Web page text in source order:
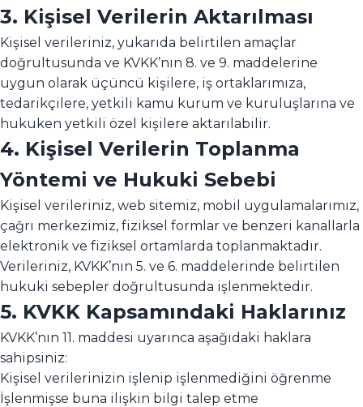
3. Kişisel Verilerin Aktarılması
Kişisel verileriniz, yukarıda belirtilen amaçlar
doğrultusunda ve KVKK’nın 8. ve 9. maddelerine
uygun olarak üçüncü kişilere, iş ortaklarımıza,
tedarikçilere, yetkili kamu kurum ve kuruluşlarına ve
hukuken yetkili özel kişilere aktarılabilir.
4. Kişisel Verilerin Toplanma
Yöntemi ve Hukuki Sebebi
Kişisel verileriniz, web sitemiz, mobil uygulamalarımız,
çağrı merkezimiz, fiziksel formlar ve benzeri kanallarla
elektronik ve fiziksel ortamlarda toplanmaktadır.
Verileriniz, KVKK’nın 5. ve 6. maddelerinde belirtilen
hukuki sebepler doğrultusunda işlenmektedir.
5. KVKK Kapsamındaki Haklarınız
KVKK’nın 11. maddesi uyarınca aşağıdaki haklara
sahipsiniz:
Kişisel verilerinizin işlenip işlenmediğini öğrenme
İşlenmişse buna ilişkin bilgi talep etme